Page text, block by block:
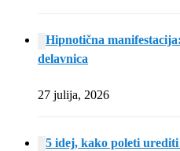
Hipnotična
delavnica
27 julija, 2026
5 idej, kako poleti